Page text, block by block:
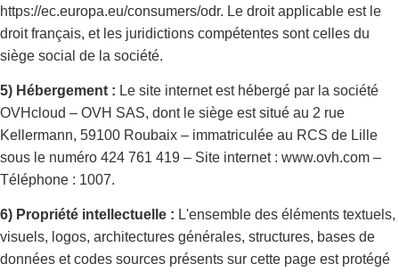
https://ec.europa.eu/consumers/odr. Le droit applicable est le
droit français, et les juridictions compétentes sont celles du
siège social de la société.
5) Hébergement : Le site internet est hébergé par la société
OVHcloud – OVH SAS, dont le siège est situé au 2 rue
Kellermann, 59100 Roubaix – immatriculée au RCS de Lille
sous le numéro 424 761 419 – Site internet : www.ovh.com –
Téléphone : 1007.
6) Propriété intellectuelle : L'ensemble des éléments textuels,
visuels, logos, architectures générales, structures, bases de
données et codes sources présents sur cette page est protégé